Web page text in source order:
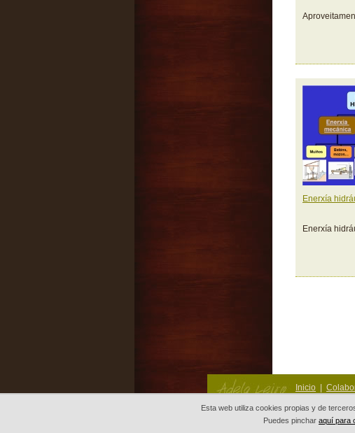
Enerxía
Enerxía
Inicio
Esta web utiliza cookies propias y de
Puedes pinchar aquí para